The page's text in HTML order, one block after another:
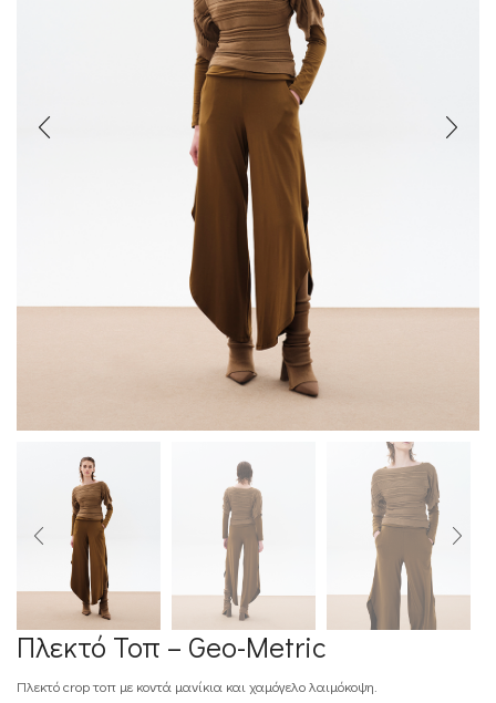
Πλεκτό Τοπ – Geo-Metric
Πλεκτό crop τοπ με κοντά μανίκια και χαμόγελο λαιμόκοψη.